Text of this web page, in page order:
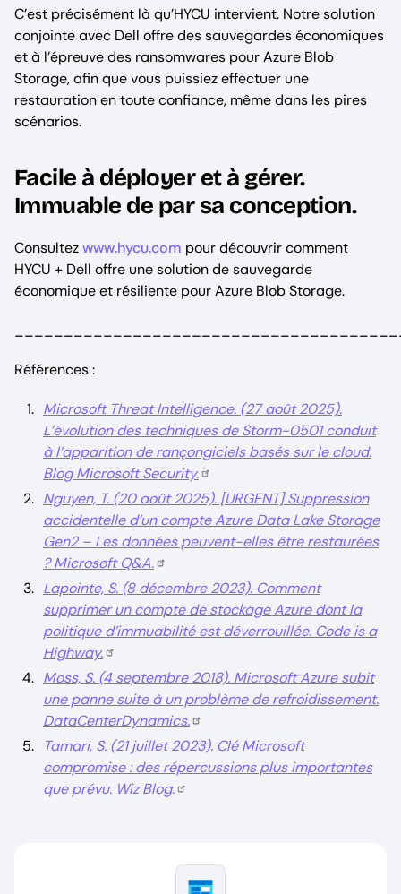
C’est précisément là qu’HYCU intervient. Notre solution
conjointe avec Dell offre des sauvegardes économiques
et à l’épreuve des ransomwares pour Azure Blob
Storage, afin que vous puissiez effectuer une
restauration en toute confiance, même dans les pires
scénarios.
Facile à déployer et à gérer.
Immuable de par sa conception.
Consultezwww.hycu.com pour découvrir comment
HYCU + Dell offre une solution de sauvegarde
économique et résiliente pour Azure Blob Storage.
Références :
Microsoft Threat Intelligence. (27 août 2025).
L’évolution des techniques de Storm-0501 conduit
à l’apparition de rançongiciels basés sur le cloud.
Blog Microsoft Security.
Nguyen, T. (20 août 2025). [URGENT] Suppression
accidentelle d’un compte Azure Data Lake Storage
Gen2 – Les données peuvent-elles être restaurées
? Microsoft Q&A.
Lapointe, S. (8 décembre 2023). Comment
supprimer un compte de stockage Azure dont la
politique d’immuabilité est déverrouillée. Code is a
Highway.
Moss, S. (4 septembre 2018). Microsoft Azure subit
une panne suite à un problème de refroidissement.
DataCenterDynamics.
Tamari, S. (21 juillet 2023). Clé Microsoft
compromise : des répercussions plus importantes
que prévu. Wiz Blog.